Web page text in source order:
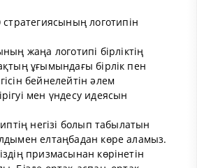
стратегиясының логотипін
жаңа логотипі бірліктің
ұғымындағы бірлік пен
бейнелейтін әлем
мен үндесу идеясын
негізі болып табылатын
елтаңбадан көре аламыз.
призмасынан көрінетін